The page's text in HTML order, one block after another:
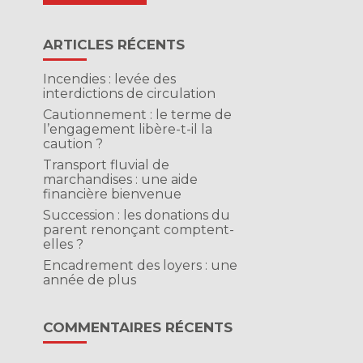
ARTICLES RÉCENTS
Incendies : levée des
interdictions de circulation
Cautionnement : le terme de
l’engagement libère-t-il la
caution ?
Transport fluvial de
marchandises : une aide
financière bienvenue
Succession : les donations du
parent renonçant comptent-
elles ?
Encadrement des loyers : une
année de plus
COMMENTAIRES RÉCENTS